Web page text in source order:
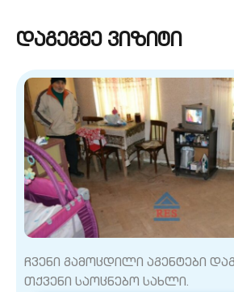
დაგეგმე ვიზიტი
ჩვენი გამოცდილი აგენტები
თქვენი საოცნებო სახლი.